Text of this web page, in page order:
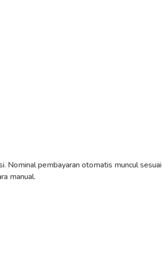
Nominal pembayaran otomatis muncul sesuai
manual.